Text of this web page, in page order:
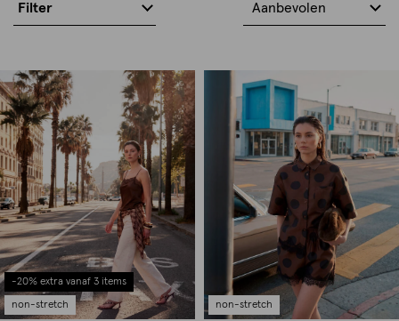
Filter Aanbevolen
-20% extra vanaf 3 items
non-stretch non-stretch